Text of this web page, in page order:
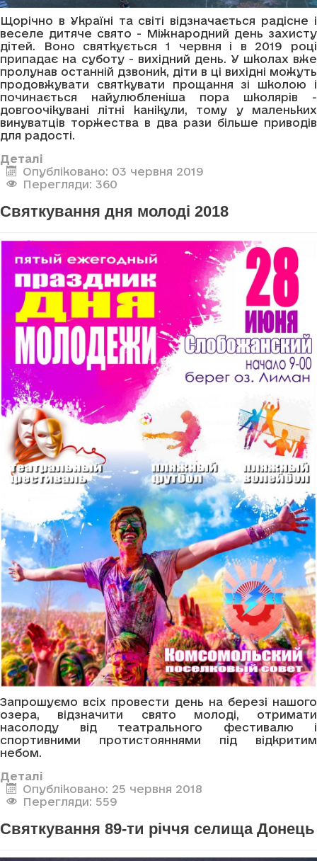
Щорічно в Україні та світі відзначається радісне і
веселе дитяче свято - Міжнародний день захисту
дітей. Воно святкується 1 червня і в 2019 році
припадає на суботу - вихідний день. У школах вже
пролунав останній дзвоник, діти в ці вихідні можуть
продовжувати святкувати прощання зі школою і
починається найулюбленіша пора школярів -
довгоочікувані літні канікули, тому у маленьких
винуватців торжества в два рази більше приводів
для радості.
Деталі
Опубліковано: 03 червня 2019
Перегляди: 360
Святкування дня молоді 2018
Запрошуємо всіх провести день на березі нашого
озера, відзначити свято молоді, отримати
насолоду від театрального фестивалю і
спортивними протистояннями під відкритим
небом.
Деталі
Опубліковано: 25 червня 2018
Перегляди: 559
Святкування 89-ти річчя селища Донець